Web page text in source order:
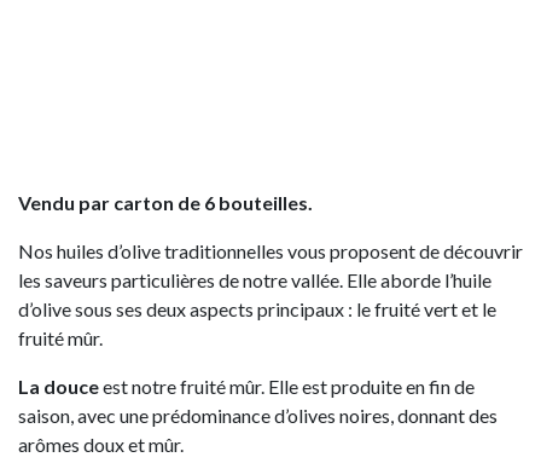
Vendu par carton de 6 bouteilles.
Nos huiles d’olive traditionnelles vous proposent de découvrir
les saveurs particulières de notre vallée. Elle aborde l’huile
d’olive sous ses deux aspects principaux : le fruité vert et le
fruité mûr.
La douceest notre fruité mûr. Elle est produite en fin de
saison, avec une prédominance d’olives noires, donnant des
arômes doux et mûr.